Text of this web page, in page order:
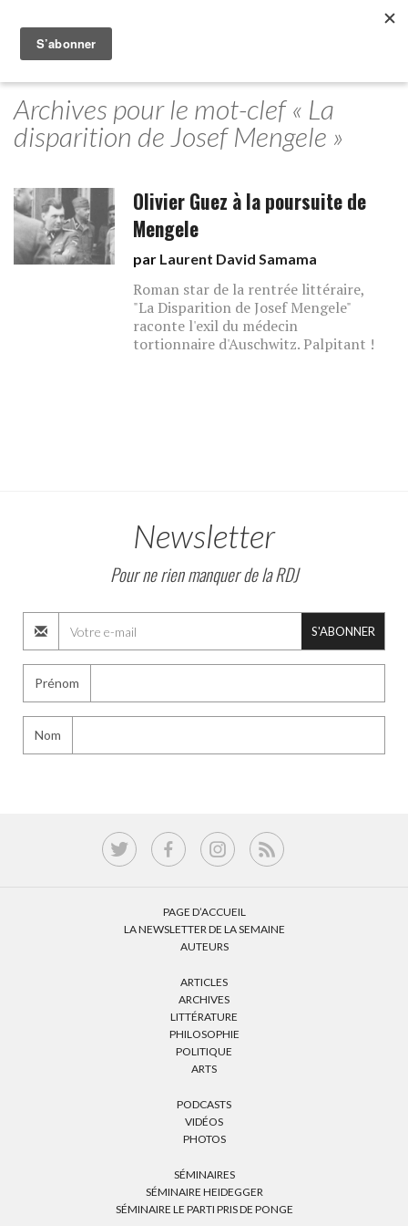
Archives pour le mot-clef « La
disparition de Josef Mengele »
Olivier Guez à la poursuite de
Mengele
par Laurent David Samama
Roman star de la rentrée littéraire,
"La Disparition de Josef Mengele"
raconte l'exil du médecin
tortionnaire d'Auschwitz. Palpitant !
Newsletter
Pour ne rien manquer de la RDJ
S'ABONNER
Prénom
Nom
PAGE D’ACCUEIL
LA NEWSLETTER DE LA SEMAINE
AUTEURS
ARTICLES
ARCHIVES
LITTÉRATURE
PHILOSOPHIE
POLITIQUE
ARTS
PODCASTS
VIDÉOS
PHOTOS
SÉMINAIRES
SÉMINAIRE HEIDEGGER
SÉMINAIRE LE PARTI PRIS DE PONGE